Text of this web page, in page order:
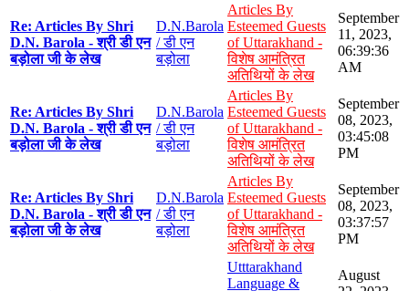
Re: Articles By Shri
D.N. Barola - श्री डी एन
बड़ोला जी के लेख
D.N.Barola
/ डी एन
बड़ोला
Articles By
Esteemed Guests
of Uttarakhand -
विशेष आमंत्रित
अतिथियों के लेख
September
11, 2023,
06:39:36
AM
Re: Articles By Shri
D.N. Barola - श्री डी एन
बड़ोला जी के लेख
D.N.Barola
/ डी एन
बड़ोला
Articles By
Esteemed Guests
of Uttarakhand -
विशेष आमंत्रित
अतिथियों के लेख
September
08, 2023,
03:45:08
PM
Re: Articles By Shri
D.N. Barola - श्री डी एन
बड़ोला जी के लेख
D.N.Barola
/ डी एन
बड़ोला
Articles By
Esteemed Guests
of Uttarakhand -
विशेष आमंत्रित
अतिथियों के लेख
September
08, 2023,
03:37:57
PM
Utttarakhand
Language &
August